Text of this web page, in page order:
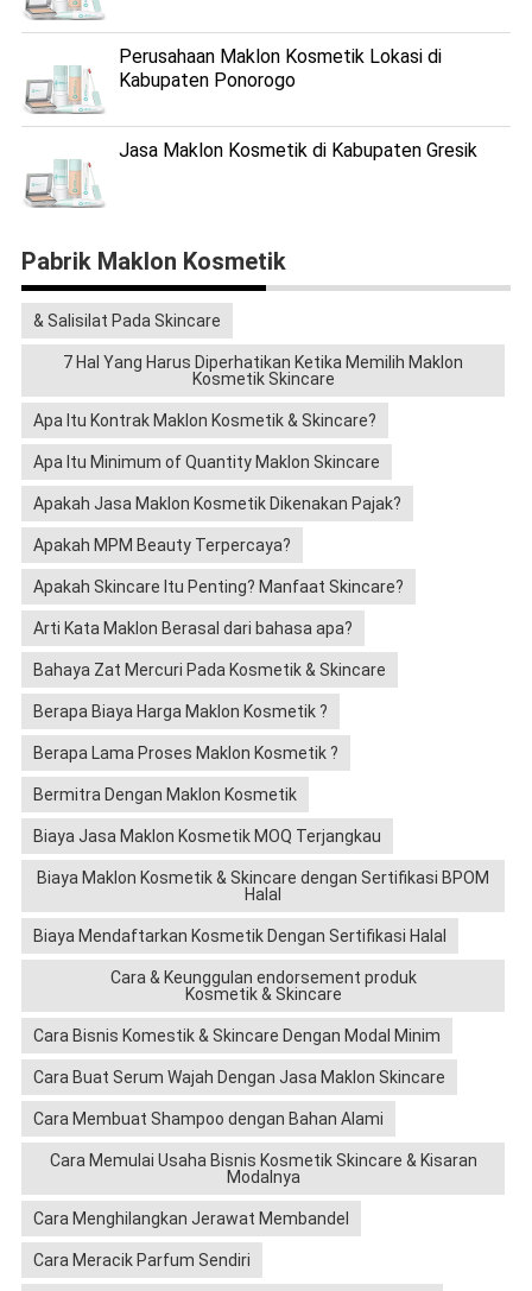
Perusahaan Maklon Kosmetik Lokasi di
Kabupaten Ponorogo
Jasa Maklon Kosmetik di Kabupaten Gresik
Pabrik Maklon Kosmetik
& Salisilat Pada Skincare
7 Hal Yang Harus Diperhatikan Ketika Memilih Maklon
Kosmetik Skincare
Apa Itu Kontrak Maklon Kosmetik & Skincare?
Apa Itu Minimum of Quantity Maklon Skincare
Apakah Jasa Maklon Kosmetik Dikenakan Pajak?
Apakah MPM Beauty Terpercaya?
Apakah Skincare Itu Penting? Manfaat Skincare?
Arti Kata Maklon Berasal dari bahasa apa?
Bahaya Zat Mercuri Pada Kosmetik & Skincare
Berapa Biaya Harga Maklon Kosmetik ?
Berapa Lama Proses Maklon Kosmetik ?
Bermitra Dengan Maklon Kosmetik
Biaya Jasa Maklon Kosmetik MOQ Terjangkau
Biaya Maklon Kosmetik & Skincare dengan Sertifikasi BPOM
Halal
Biaya Mendaftarkan Kosmetik Dengan Sertifikasi Halal
Cara & Keunggulan endorsement produk
Kosmetik & Skincare
Cara Bisnis Komestik & Skincare Dengan Modal Minim
Cara Buat Serum Wajah Dengan Jasa Maklon Skincare
Cara Membuat Shampoo dengan Bahan Alami
Cara Memulai Usaha Bisnis Kosmetik Skincare & Kisaran
Modalnya
Cara Menghilangkan Jerawat Membandel
Cara Meracik Parfum Sendiri